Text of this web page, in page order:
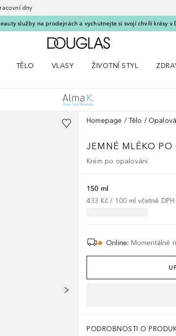
dny
služby na prodejnách a vychutnejte si svojí chvíli krásy v
Domů
TĚLO
VLASY
ŽIVOTNÍ STYL
Homepage Tělo
JEMNÉ MLÉKO PO
Krém po opalování
150 ml
433 Kč / 100 ml včetně DPH
Online: Momentálně
PODROBNOSTI O